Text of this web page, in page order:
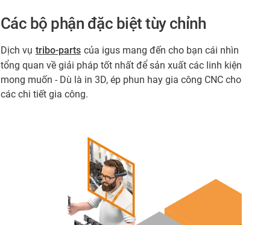
Các bộ phận đặc biệt tùy chỉnh
Dịch vụ tribo-parts của igus mang đến cho bạn cái nhìn
tổng quan về giải pháp tốt nhất để sản xuất các linh kiện
mong muốn - Dù là in 3D, ép phun hay gia công CNC cho
các chi tiết gia công.